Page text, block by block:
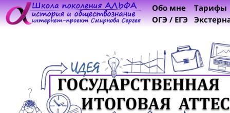
Обо мне
ОГЭ / ЕГЭ
Тарифы